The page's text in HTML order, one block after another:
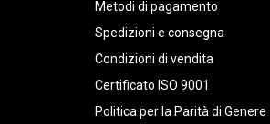
Metodi di pagamento
Spedizioni e consegna
Condizioni di vendita
Certificato ISO 9001
Politica per la Parità di Genere